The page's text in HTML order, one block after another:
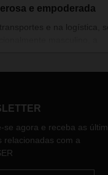
e empoderada
e na logística,
em todas as etapas da
o Dia da Mulher,
em busca das histórias
de algumas daquelas
parte da nossa história.
se agora e receba as
relacionadas com a